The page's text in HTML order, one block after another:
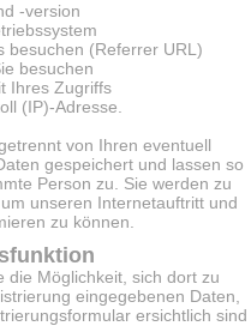
-version
besuchen (Referrer URL)
besuchen
Ihres Zugriffs
(IP)-Adresse.
von Ihren eventuell
gespeichert und lassen so
Person zu. Sie werden zu
unseren Internetauftritt und
zu können.
die Möglichkeit, sich dort zu
eingegebenen Daten,
ersichtlich sind